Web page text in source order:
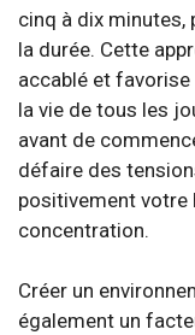
cinq à dix minutes,
la durée. Cette
accablé et
la vie de tous les
avant de
défaire des
positivement votre
concentration.
Créer un
également un